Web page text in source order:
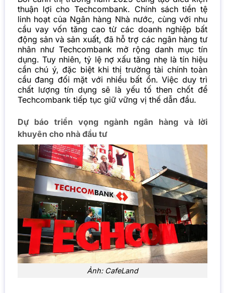
thuận lợi cho Techcombank. Chính sách tiền tệ
linh hoạt của Ngân hàng Nhà nước, cùng với nhu
cầu vay vốn tăng cao từ các doanh nghiệp bất
động sản và sản xuất, đã hỗ trợ các ngân hàng tư
nhân như Techcombank mở rộng danh mục tín
dụng. Tuy nhiên, tỷ lệ nợ xấu tăng nhẹ là tín hiệu
cần chú ý, đặc biệt khi thị trường tài chính toàn
cầu đang đối mặt với nhiều bất ổn. Việc duy trì
chất lượng tín dụng sẽ là yếu tố then chốt để
Techcombank tiếp tục giữ vững vị thế dẫn đầu.
Dự báo triển vọng ngành ngân hàng và lời
khuyên cho nhà đầu tư
Ảnh: CafeLand